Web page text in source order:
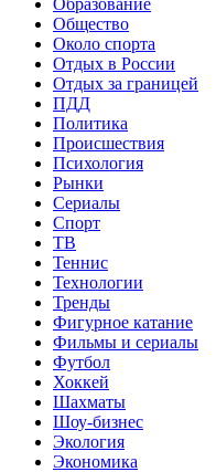
Общество
Около спорта
Отдых в России
Отдых за границей
ПДД
Политика
Происшествия
Психология
Рынки
Сериалы
Спорт
ТВ
Теннис
Технологии
Тренды
Фигурное катание
Фильмы и сериалы
Футбол
Хоккей
Шахматы
Шоу-бизнес
Экология
Экономика